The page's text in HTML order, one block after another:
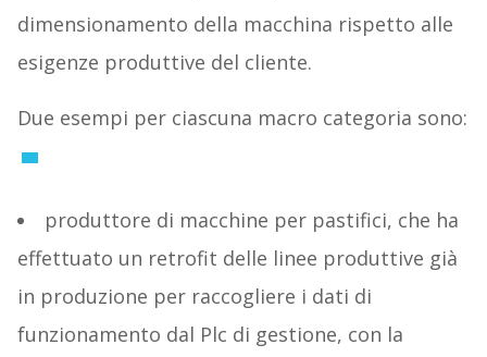
dimensionamento della macchina rispetto alle
esigenze produttive del cliente.
Due esempi per ciascuna macro categoria sono:
produttore di macchine per pastifici, che ha
effettuato un retrofit delle linee produttive già
in produzione per raccogliere i dati di
funzionamento dal Plc di gestione, con la